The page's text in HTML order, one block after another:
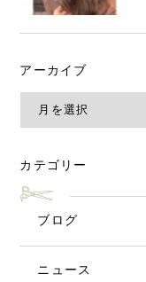
アーカイブ
カテゴリー
ブログ
ニュース